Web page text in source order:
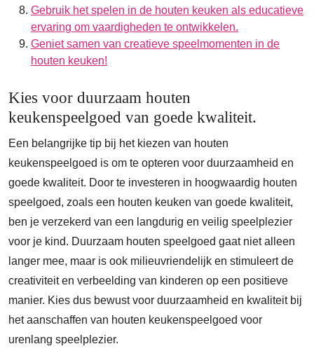
Gebruik het spelen in de houten keuken als educatieve
ervaring om vaardigheden te ontwikkelen.
Geniet samen van creatieve speelmomenten in de
houten keuken!
Kies voor duurzaam houten
keukenspeelgoed van goede kwaliteit.
Een belangrijke tip bij het kiezen van houten
keukenspeelgoed is om te opteren voor duurzaamheid en
goede kwaliteit. Door te investeren in hoogwaardig houten
speelgoed, zoals een houten keuken van goede kwaliteit,
ben je verzekerd van een langdurig en veilig speelplezier
voor je kind. Duurzaam houten speelgoed gaat niet alleen
langer mee, maar is ook milieuvriendelijk en stimuleert de
creativiteit en verbeelding van kinderen op een positieve
manier. Kies dus bewust voor duurzaamheid en kwaliteit bij
het aanschaffen van houten keukenspeelgoed voor
urenlang speelplezier.